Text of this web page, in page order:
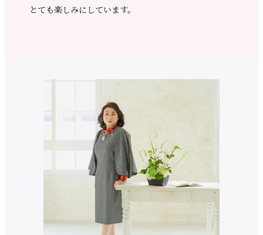
とても楽しみにしています。